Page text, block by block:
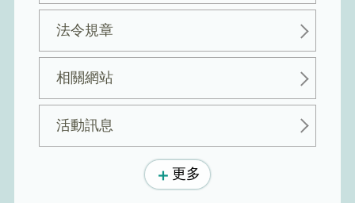
法令規章
相關網站
活動訊息
更多